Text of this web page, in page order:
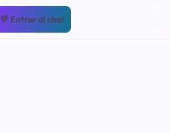
💬 Entrar al chat